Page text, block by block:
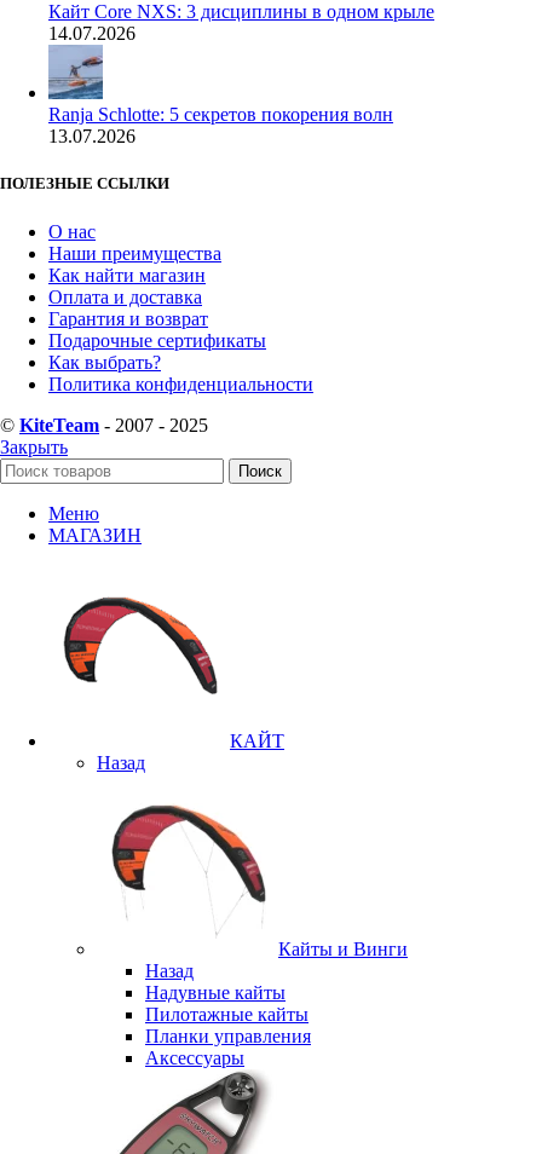
Кайт Core NXS: 3 дисциплины в одном крыле
14.07.2026
Ranja Schlotte: 5 секретов покорения волн
13.07.2026
ПОЛЕЗНЫЕ ССЫЛКИ
О нас
Наши преимущества
Как найти магазин
Оплата и доставка
Гарантия и возврат
Подарочные сертификаты
Как выбрать?
Политика конфиденциальности
© KiteTeam - 2007 - 2025
Закрыть
Поиск
Меню
МАГАЗИН
КАЙТ
Назад
Кайты и Винги
Назад
Надувные кайты
Пилотажные кайты
Планки управления
Аксессуары